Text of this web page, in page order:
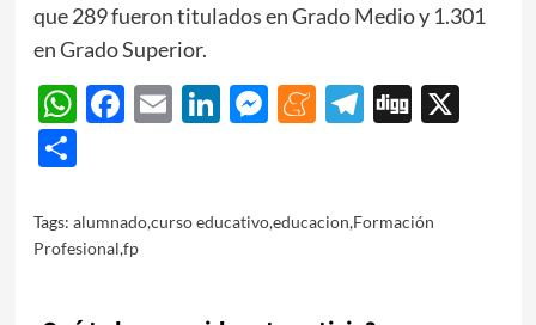
que 289 fueron titulados en Grado Medio y 1.301
en Grado Superior.
WhatsApp
Facebook
EmailLinkedIn
Messenger
Meneame
Telegram
Digg
X
Share
Tags: alumnado,curso educativo,educacion,Formación
Profesional,fp